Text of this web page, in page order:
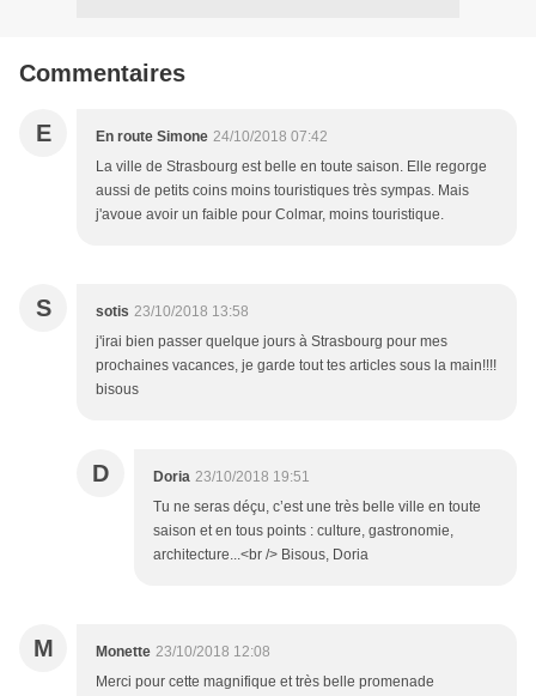
Commentaires
E En route Simone 24/10/2018 07:42
La ville de Strasbourg est belle en toute saison. Elle regorge
aussi de petits coins moins touristiques très sympas. Mais
j'avoue avoir un faible pour Colmar, moins touristique.
S sotis 23/10/2018 13:58
j'irai bien passer quelque jours à Strasbourg pour mes
prochaines vacances, je garde tout tes articles sous la main!!!!
bisous
D Doria 23/10/2018 19:51
Tu ne seras déçu, c’est une très belle ville en toute
saison et en tous points : culture, gastronomie,
architecture...<br /> Bisous, Doria
M Monette 23/10/2018 12:08
Merci pour cette magnifique et très belle promenade